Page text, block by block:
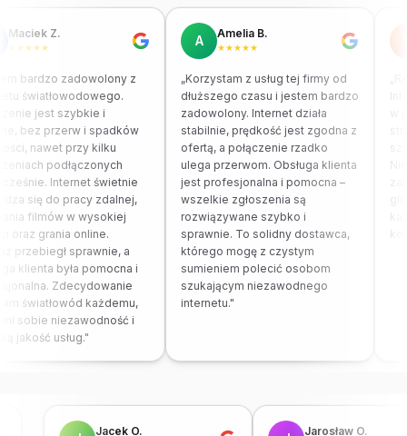
Maciek Z.
★★★★★
bardzo zadowolony z
światłowodowego.
jest szybkie i
bez przerw i spadków
nawet przy kilku
podłączonych
Internet świetnie
się do pracy zdalnej,
filmów w wysokiej
oraz grania online.
przebiegł sprawnie, a
klienta była pomocna i
Zdecydowanie
światłowód każdemu,
sobie niezawodność i
jakość usług."
A Amelia B.
★★★★★
„Korzystam z usług tej firmy od
dłuższego czasu i jestem bardzo
zadowolony. Internet działa
stabilnie, prędkość jest zgodna z
ofertą, a połączenie rzadko
ulega przerwom. Obsługa klienta
jest profesjonalna i pomocna –
wszelkie zgłoszenia są
rozwiązywane szybko i
sprawnie. To solidny dostawca,
którego mogę z czystym
sumieniem polecić osobom
szukającym niezawodnego
internetu."
Jacek O. Jarosław O.